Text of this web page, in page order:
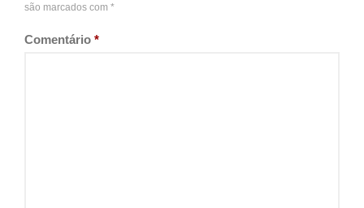
são marcados com *
Comentário *